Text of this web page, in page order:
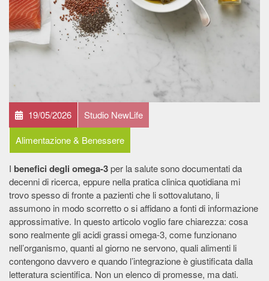
19/05/2026
Studio NewLife
Alimentazione & Benessere
I benefici degli omega-3per la salute sono documentati da
decenni di ricerca, eppure nella pratica clinica quotidiana mi
trovo spesso di fronte a pazienti che li sottovalutano, li
assumono in modo scorretto o si affidano a fonti di informazione
approssimative. In questo articolo voglio fare chiarezza: cosa
sono realmente gli acidi grassi omega-3, come funzionano
nell’organismo, quanti al giorno ne servono, quali alimenti li
contengono davvero e quando l’integrazione è giustificata dalla
letteratura scientifica. Non un elenco di promesse, ma dati.